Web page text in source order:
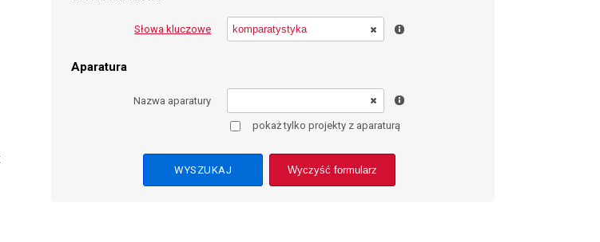
Słowa kluczowe
Aparatura
Nazwa aparatury
pokaż tylko projekty z aparaturą
Wyczyść formularz